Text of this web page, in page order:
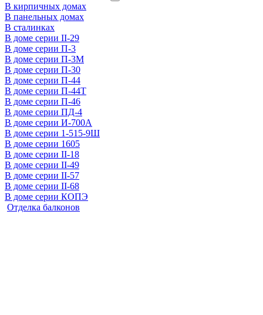
В кирпичных домах
В панельных домах
В сталинках
В доме серии II-29
В доме серии П-3
В доме серии П-3М
В доме серии П-30
В доме серии П-44
В доме серии П-44Т
В доме серии П-46
В доме серии ПД-4
В доме серии И-700А
В доме серии 1-515-9Ш
В доме серии 1605
В доме серии II-18
В доме серии II-49
В доме серии II-57
В доме серии II-68
В доме серии КОПЭ
Отделка балконов